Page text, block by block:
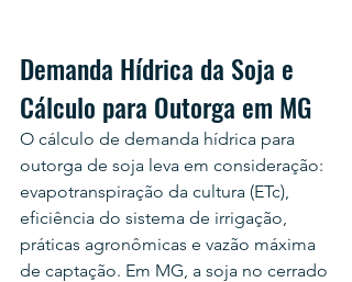
Demanda Hídrica da Soja e
Cálculo para Outorga em MG
O cálculo de demanda hídrica para
outorga de soja leva em consideração:
evapotranspiração da cultura (ETc),
eficiência do sistema de irrigação,
práticas agronômicas e vazão máxima
de captação. Em MG, a soja no cerrado